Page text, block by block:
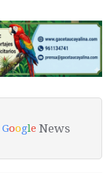
Google News